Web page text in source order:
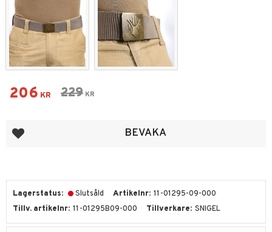
Nedsatt pris:
206 KR Ordinarie pris:
229 KR
Lägg till i favoriter BEVAKA
Lagerstatus Slutsåld Artikelnr 11-01295-09-000
Tillv. artikelnr 11-01295B09-000 Tillverkare SNIGEL